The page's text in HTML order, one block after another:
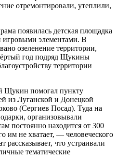
отремонтировали, утеплили,
появилась детская площадка
элементами. В
озеленение территории,
год подряд Щукины
территории
Щукин помогал пункту
из Луганской и Донецкой
(Сергиев Посад). Туда на
организовывали
постоянно находится от 300
им не хватает, — человеческого
что устраивали
тематические